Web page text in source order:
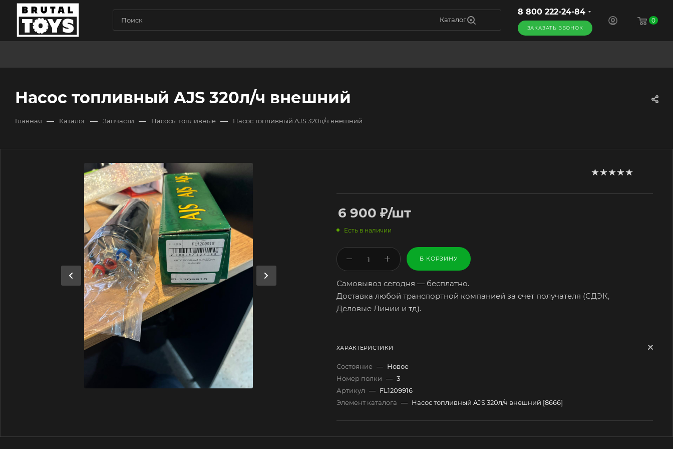
Каталог
8 800 222-24-84
ЗАКАЗАТЬ ЗВОНОК
0
Насос топливный AJS 320л/ч внешний
Главная — Каталог — Запчасти — Насосы топливные — Насос топливный AJS 320л/ч внешний
6 900 ₽/шт
Есть в наличии
В КОРЗИНУ
Самовывоз сегодня — бесплатно.
Доставка любой транспортной компанией за счет получателя (СДЭК,
Деловые Линии и тд).
ХАРАКТЕРИСТИКИ
Состояние — Новое
Номер полки — 3
Артикул — FL1209916
Элемент каталога — Насос топливный AJS 320л/ч внешний [8666]